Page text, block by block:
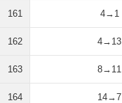
161 4→1
162 4→13
163 8→11
164 14→7